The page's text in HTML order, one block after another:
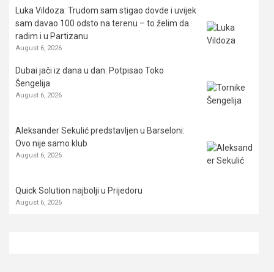
Luka Vildoza: Trudom sam stigao dovde i uvijek
sam davao 100 odsto na terenu – to želim da
radim i u Partizanu
August 6, 2026
Dubai jači iz dana u dan: Potpisao Toko
Šengelija
August 6, 2026
Aleksander Sekulić predstavljen u Barseloni:
Ovo nije samo klub
August 6, 2026
Quick Solution najbolji u Prijedoru
August 6, 2026